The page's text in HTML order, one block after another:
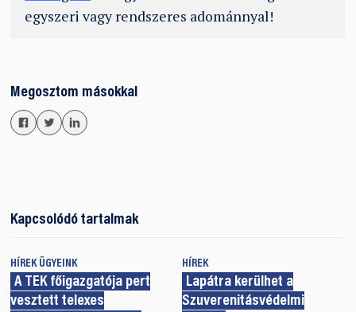
egyszeri vagy rendszeres adománnyal!
Megosztom másokkal
Kapcsolódó tartalmak
HÍREK ÜGYEINK
A TEK főigazgatója pert
vesztett telexes
HÍREK
Lapátra kerülhet a
Szuverenitásvédelmi